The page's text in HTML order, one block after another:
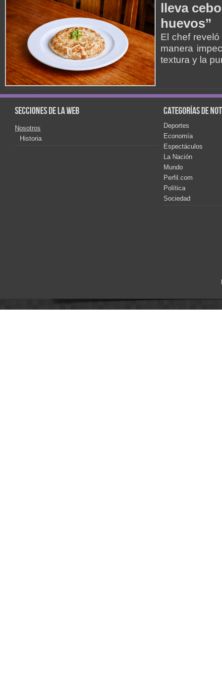
lleva
huevos”
El chef
manera
textura y la
Secciones de la web
Nosotros
Historia
Categorías de
Deportes
Economía
Espectáculos
La Nación
Mundo
Perfil.com
Política
Sociedad